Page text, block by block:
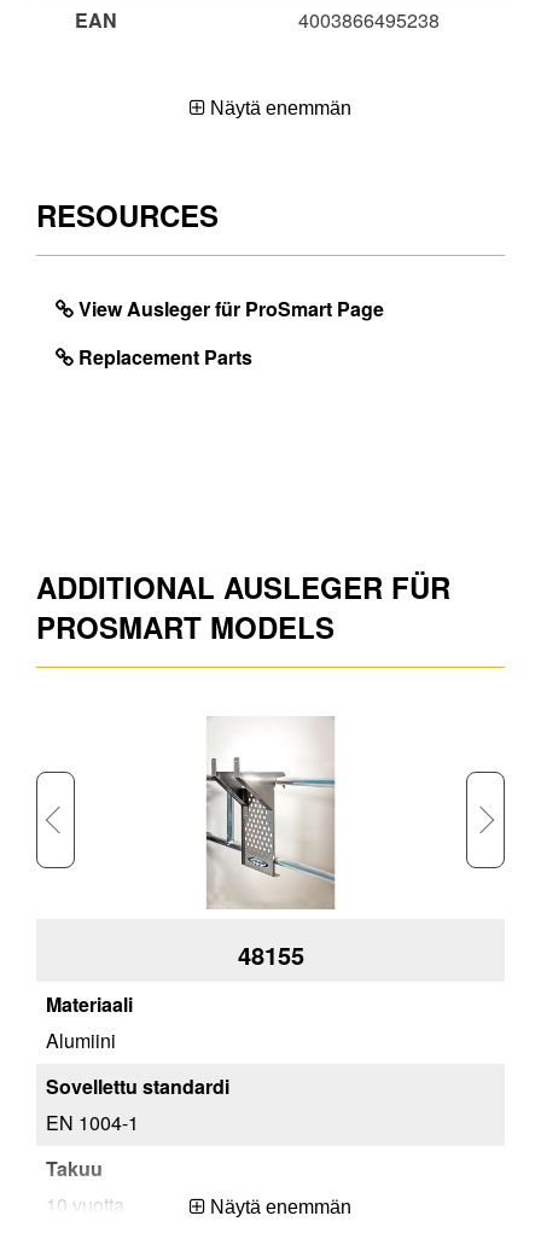
EAN
4003866495238
Näytä enemmän
RESOURCES
View Ausleger für ProSmart Page
Replacement Parts
ADDITIONAL AUSLEGER FÜR
PROSMART MODELS
48155
Alumiini
EN 1004-1
10 vuotta Näytä enemmän